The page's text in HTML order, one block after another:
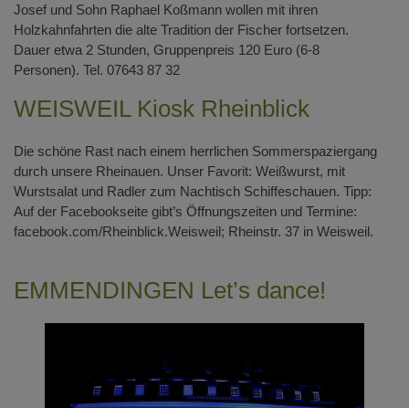
Josef und Sohn Raphael Koßmann wollen mit ihren
Holzkahnfahrten die alte Tradition der Fischer fortsetzen.
Dauer etwa 2 Stunden, Gruppenpreis 120 Euro (6-8
Personen). Tel. 07643 87 32
WEISWEIL Kiosk Rheinblick
Die schöne Rast nach einem herrlichen Sommerspaziergang
durch unsere Rheinauen. Unser Favorit: Weißwurst, mit
Wurstsalat und Radler zum Nachtisch Schiffeschauen. Tipp:
Auf der Facebookseite gibt’s Öffnungszeiten und Termine:
facebook.com/Rheinblick.Weisweil; Rheinstr. 37 in Weisweil.
EMMENDINGEN Let’s dance!